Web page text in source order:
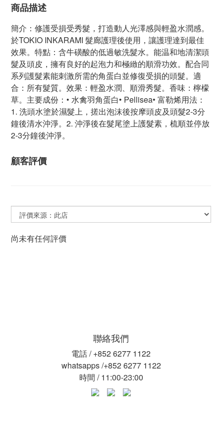
商品描述
簡介：修護受損受秀髮，打造動人光澤感與輕盈水潤感。
於TOKIO INKARAMI 髮廊護理後使用，讓護理達到最佳
效果。特點：含牛磺酸的低過敏洗髮水。能温和地清潔頭
髮及頭皮，擁有良好的起泡力和極緻的順滑功效。配合同
系列護髮素能刺激所需的角蛋白並修復受損的頭髮。適
合：所有髮質。效果：輕盈水潤、順滑秀髮。香味：檸檬
草。主要成份：• 水禽羽角蛋白• Pellisea• 富勒烯用法：
1. 洗頭水塗於濕髮上，搓出泡沫後按摩頭皮及頭髮2-3分
鐘後清水沖淨。2. 沖淨後在髮尾塗上護髮素，梳順並停放
2-3分鐘後沖淨。
顧客評價
尚未有任何評價
聯絡我們
電話 / +852 6277 1122
whatsapps /+852 6277 1122
時間 / 11:00-23:00